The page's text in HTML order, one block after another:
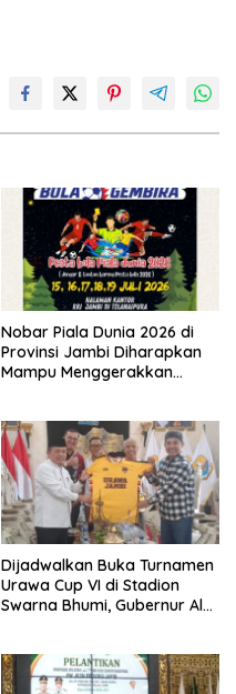
Nobar Piala Dunia 2026 di
Provinsi Jambi Diharapkan
Mampu Menggerakkan
Dijadwalkan Buka Turnamen
Urawa Cup VI di Stadion
Swarna Bhumi, Gubernur Al